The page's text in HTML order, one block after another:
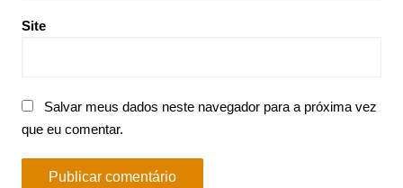
Site
Salvar meus dados neste navegador para a próxima vez
que eu comentar.